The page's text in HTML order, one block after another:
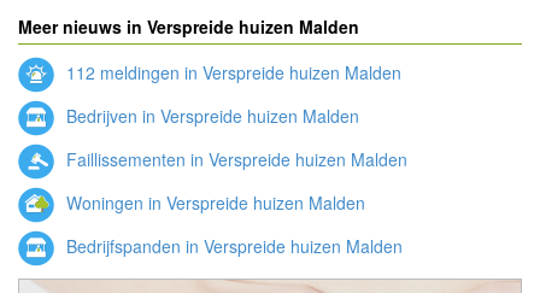
Meer nieuws in Verspreide huizen Malden
112 meldingen in Verspreide huizen Malden
Bedrijven in Verspreide huizen Malden
Faillissementen in Verspreide huizen Malden
Woningen in Verspreide huizen Malden
Bedrijfspanden in Verspreide huizen Malden